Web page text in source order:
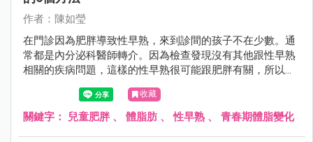
作者：陳如瑩
在門診因為肥胖導致性早熟，來到診間的孩子不在少數。通
常都是內分泌科醫師轉介。因為檢查發現沒有其他跟性早熟
相關的疾病問題，這樣的性早熟很可能跟肥胖有關，所以來
到我的門診做體重控制。今天就來聊聊兒童肥胖、體脂肪與
收藏
關鍵字： 兒童肥胖、 體脂肪、性早熟 、 青春期體脂變化